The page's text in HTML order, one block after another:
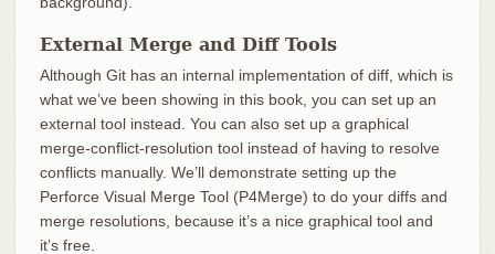
External Merge and Diff Tools
Although Git has an internal implementation of diff, which is
what we’ve been showing in this book, you can set up an
external tool instead. You can also set up a graphical
merge-conflict-resolution tool instead of having to resolve
conflicts manually. We’ll demonstrate setting up the
Perforce Visual Merge Tool (P4Merge) to do your diffs and
merge resolutions, because it’s a nice graphical tool and
it’s free.